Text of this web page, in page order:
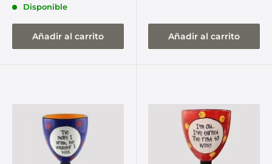
Disponible
Añadir al carrito Añadir al carrito